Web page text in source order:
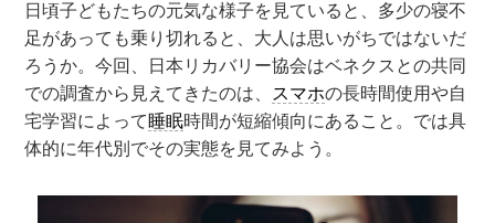
日頃子どもたちの元気な様子を見ていると、多少の寝不
足があっても乗り切れると、大人は思いがちではないだ
ろうか。今回、日本リカバリー協会はベネクスとの共同
での調査から見えてきたのは、 スマホの長時間使用や自
宅学習によって睡眠時間が短縮傾向にあること。では具
体的に年代別でその実態を見てみよう。